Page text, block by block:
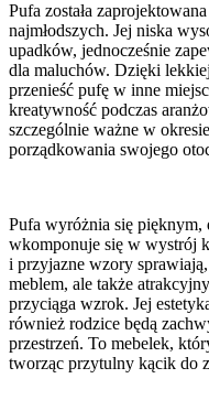
Pufa została
najmłodszych. Jej niska
upadków, jednocześnie
dla maluchów. Dzięki
przenieść pufę w inne
kreatywność podczas
szczególnie ważne w
porządkowania swojego
Pufa wyróżnia się pięknym,
wkomponuje się w wystrój
i przyjazne wzory
meblem, ale także
przyciąga wzrok. Jej
również rodzice będą
przestrzeń. To mebelek,
tworząc przytulny kącik do